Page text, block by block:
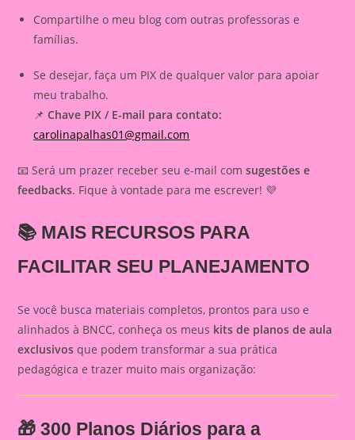
Compartilhe o meu blog com outras professoras e
famílias.
Se desejar, faça um PIX de qualquer valor para apoiar
meu trabalho.
📌Chave PIX / E-mail para contato:
carolinapalhas01@gmail.com
📧 Será um prazer receber seu e-mail comsugestões e
feedbacks. Fique à vontade para me escrever! 💜
📚 MAIS RECURSOS PARA
FACILITAR SEU PLANEJAMENTO
Se você busca materiais completos, prontos para uso e
alinhados à BNCC, conheça os meus kits de planos de aula
exclusivos que podem transformar a sua prática
pedagógica e trazer muito mais organização:
🎁300 Planos Diários para a